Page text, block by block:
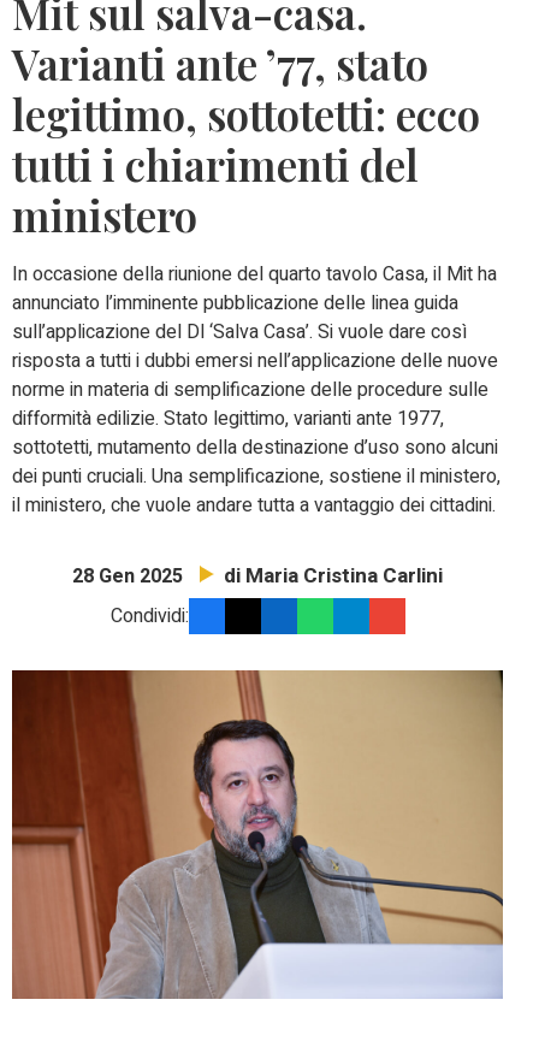
Mit sul salva-casa.
Varianti ante ’77, stato
legittimo, sottotetti: ecco
tutti i chiarimenti del
ministero
In occasione della riunione del quarto tavolo Casa, il Mit ha
annunciato l’imminente pubblicazione delle linea guida
sull’applicazione del Dl ‘Salva Casa’. Si vuole dare così
risposta a tutti i dubbi emersi nell’applicazione delle nuove
norme in materia di semplificazione delle procedure sulle
difformità edilizie. Stato legittimo, varianti ante 1977,
sottotetti, mutamento della destinazione d’uso sono alcuni
dei punti cruciali. Una semplificazione, sostiene il ministero,
il ministero, che vuole andare tutta a vantaggio dei cittadini.
28 Gen 2025 di Maria Cristina Carlini
Condividi: